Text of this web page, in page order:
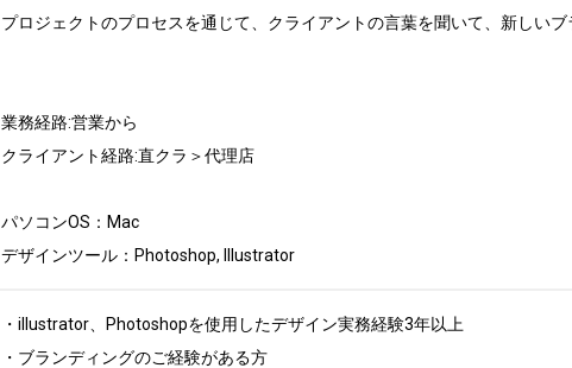
プロジェクトのプロセスを通じて、クライアントの言葉を聞いて、新しいブ
業務経路:営業から
クライアント経路:直クラ＞代理店
パソコンOS：Mac
デザインツール：Photoshop, Illustrator
・illustrator、Photoshopを使用したデザイン実務経験3年以上
・ブランディングのご経験がある方